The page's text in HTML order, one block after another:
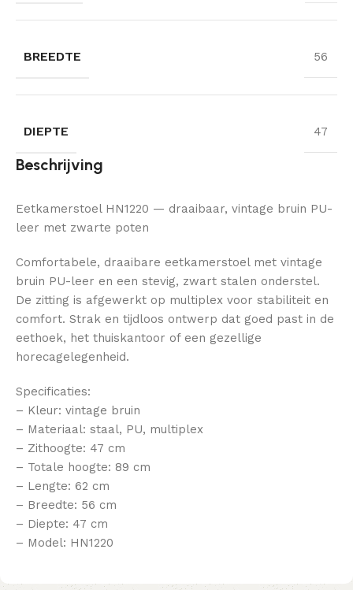
BREEDTE 56
DIEPTE 47
Beschrijving
Eetkamerstoel HN1220 — draaibaar, vintage bruin PU-
leer met zwarte poten
Comfortabele, draaibare eetkamerstoel met vintage
bruin PU-leer en een stevig, zwart stalen onderstel.
De zitting is afgewerkt op multiplex voor stabiliteit en
comfort. Strak en tijdloos ontwerp dat goed past in de
eethoek, het thuiskantoor of een gezellige
horecagelegenheid.
Specificaties:
– Kleur: vintage bruin
– Materiaal: staal, PU, multiplex
– Zithoogte: 47 cm
– Totale hoogte: 89 cm
– Lengte: 62 cm
– Breedte: 56 cm
– Diepte: 47 cm
– Model: HN1220